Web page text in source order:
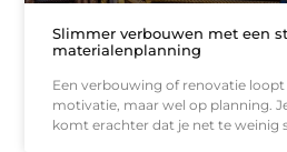
Slimmer verbouwen met een
materialenplanning
Een verbouwing of renovatie loopt
motivatie, maar wel op planning.
komt erachter dat je net te weinig